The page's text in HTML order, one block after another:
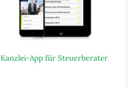
Kanzlei-App für Steuerberater